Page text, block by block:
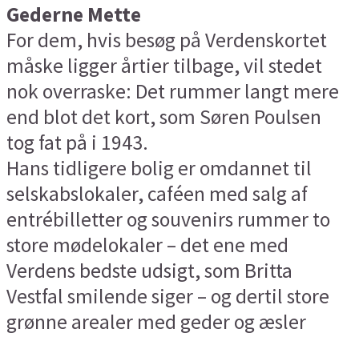
Gederne Mette
For dem, hvis besøg på Verdenskortet
måske ligger årtier tilbage, vil stedet
nok overraske: Det rummer langt mere
end blot det kort, som Søren Poulsen
tog fat på i 1943.
Hans tidligere bolig er omdannet til
selskabslokaler, caféen med salg af
entrébilletter og souvenirs rummer to
store mødelokaler – det ene med
Verdens bedste udsigt, som Britta
Vestfal smilende siger – og dertil store
grønne arealer med geder og æsler